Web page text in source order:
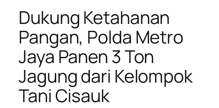
Dukung Ketahanan
Pangan, Polda Metro
Jaya Panen 3 Ton
Jagung dari Kelompok
Tani Cisauk